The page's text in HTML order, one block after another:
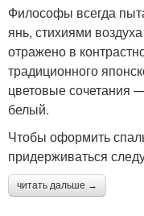
Философы всегда
янь, стихиями
отражено в
традиционного
цветовые сочетания
белый.
Чтобы оформить
придерживаться
читать дальше →